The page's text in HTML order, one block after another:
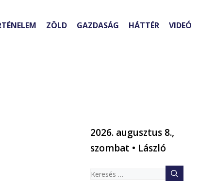
ZÖLD GAZDASÁG HÁTTÉR VIDEÓ
2026. augusztus 8.,
szombat • László
Keresés: